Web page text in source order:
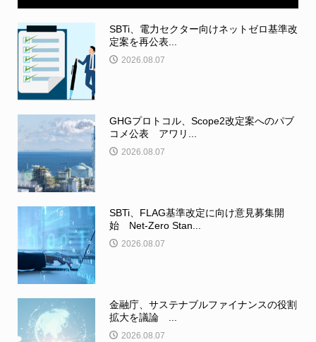
SBTi、電力セクター向けネットゼロ基準改
定案を再公表...
2026.08.07
GHGプロトコル、Scope2改定案へのパブ
コメ公表 アワリ...
2026.08.07
SBTi、FLAG基準改定に向け意見募集開
始 Net-Zero Stan...
2026.08.07
金融庁、サステナブルファイナンスの役割
拡大を議論 ...
2026.08.07